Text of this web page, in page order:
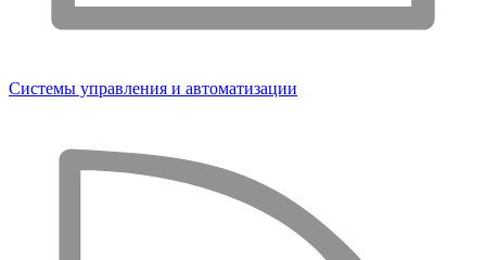
Системы управления и автоматизации